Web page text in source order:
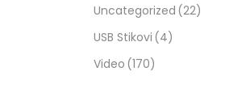
Uncategorized (22)
USB Stikovi (4)
Video (170)